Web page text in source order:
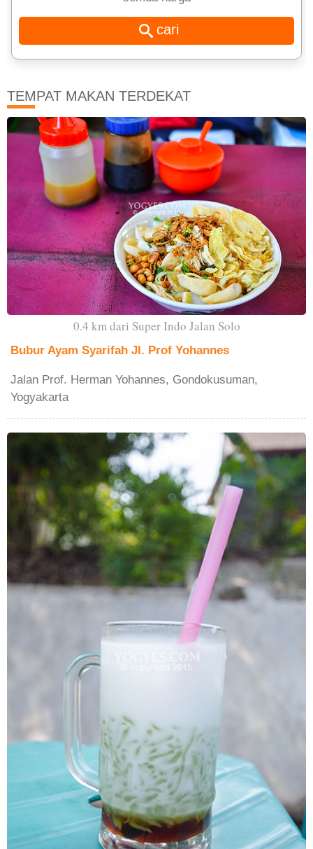
TEMPAT MAKAN TERDEKAT
0.4 km dari Super Indo Jalan Solo
Bubur Ayam Syarifah Jl. Prof Yohannes
Jalan Prof. Herman Yohannes, Gondokusuman,
Yogyakarta